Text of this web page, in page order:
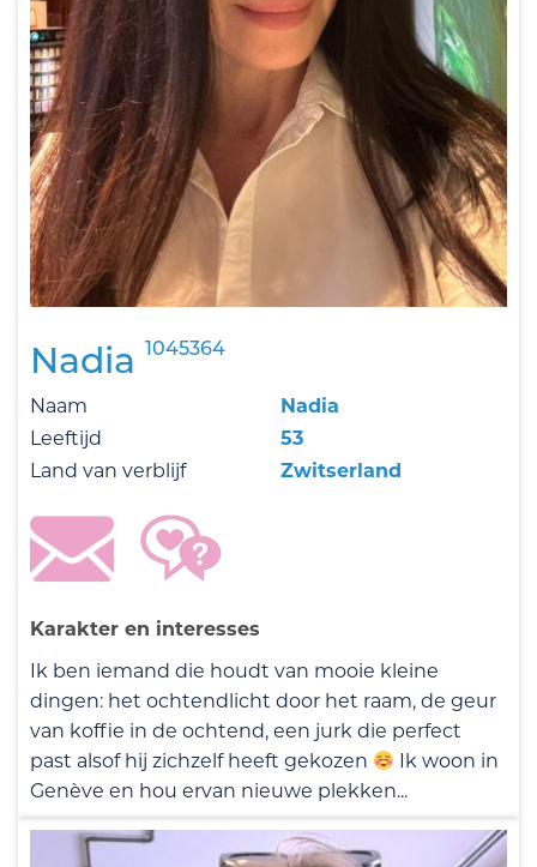
Nadia 1045364
Naam
Nadia
Leeftijd
53
Land van verblijf
Zwitserland
Karakter en interesses
Ik ben iemand die houdt van mooie kleine
dingen: het ochtendlicht door het raam, de geur
van koffie in de ochtend, een jurk die perfect
past alsof hij zichzelf heeft gekozen
Ik woon in
Genève en hou ervan nieuwe plekken...